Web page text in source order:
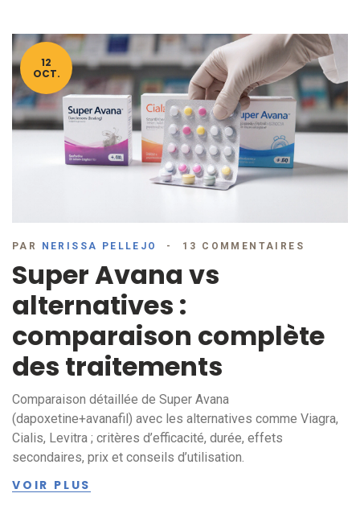
12
OCT.
PAR NERISSA PELLEJO 13 COMMENTAIRES
Super Avana vs
alternatives :
comparaison complète
des traitements
Comparaison détaillée de Super Avana
(dapoxetine+avanafil) avec les alternatives comme Viagra,
Cialis, Levitra ; critères d’efficacité, durée, effets
secondaires, prix et conseils d’utilisation.
VOIR PLUS